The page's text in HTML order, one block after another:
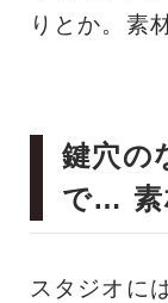
りとか。素
鍵穴の
で… 素
スタジオに